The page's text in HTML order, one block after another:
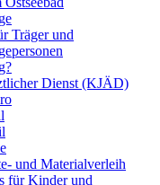
Träger und
Dienst (KJÄD)
und Materialverleih
für Kinder und